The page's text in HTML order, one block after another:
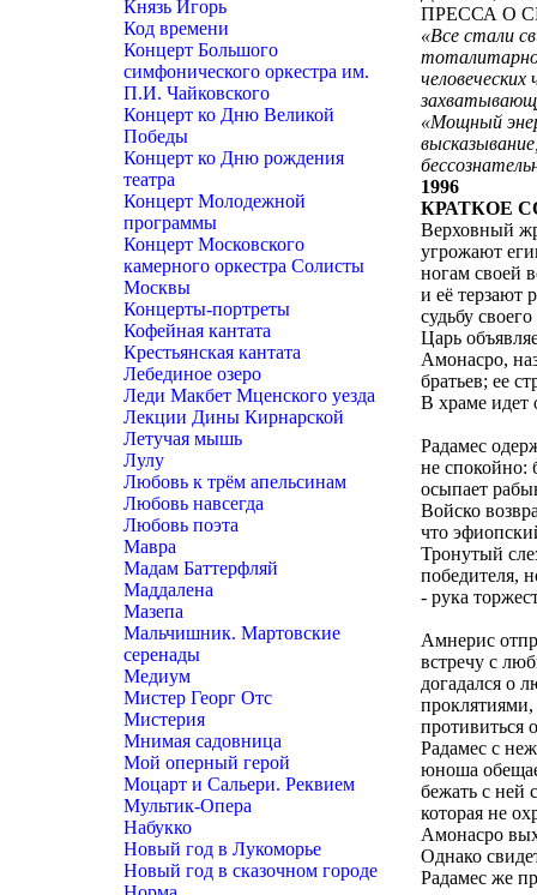
Князь Игорь
Код времени
Концерт Большого
симфонического оркестра им.
П.И. Чайковского
Концерт ко Дню Великой
Победы
Концерт ко Дню рождения
театра
Концерт Молодежной
программы
Концерт Московского
камерного оркестра Солисты
Москвы
Концерты-портреты
Кофейная кантата
Крестьянская кантата
Лебединое озеро
Леди Макбет Мценского уезда
Лекции Дины Кирнарской
Летучая мышь
Лулу
Любовь к трём апельсинам
Любовь навсегда
Любовь поэта
Мавра
Мадам Баттерфляй
Маддалена
Мазепа
Мальчишник. Мартовские
серенады
Медиум
Мистер Георг Отс
Мистерия
Мнимая садовница
Мой оперный герой
Моцарт и Сальери. Реквием
Мультик-Опера
Набукко
Новый год в Лукоморье
Новый год в сказочном городе
ПРЕССА О
«Все стали
«Мощный
1996
КРАТКОЕ
Верховный
угрожают
ногам своей
и её терзают
судьбу
Царь
Амонасро,
братьев; ее
В храме идет
Радамес
не спокойно:
осыпает
Войско
что
Тронутый
победителя,
- рука
Амнерис
встречу с
догадался о
проклятиями,
противиться
Радамес с
юноша
бежать с ней
которая не
Амонасро
Однако
Радамес же